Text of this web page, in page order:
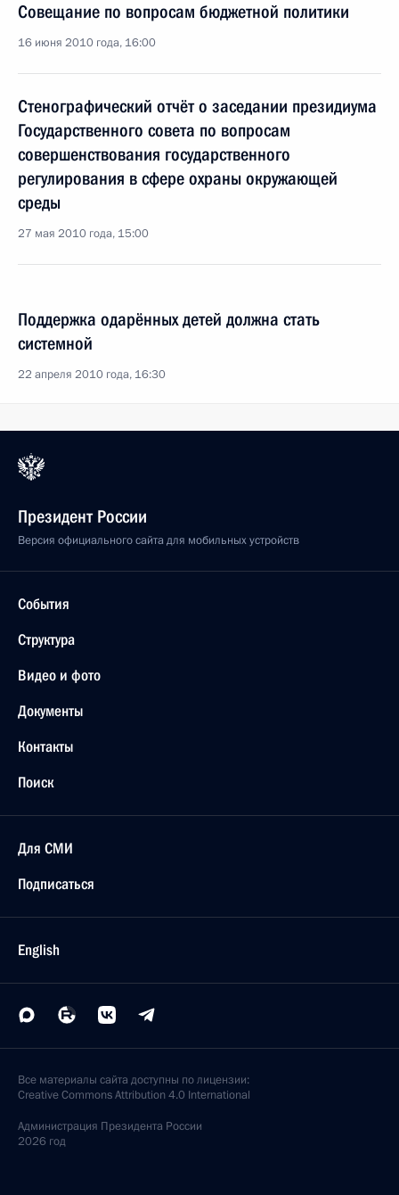
Совещание по вопросам бюджетной политики
16 июня 2010 года, 16:00
Стенографический отчёт о заседании президиума
Государственного совета по вопросам
совершенствования государственного
регулирования в сфере охраны окружающей
среды
27 мая 2010 года, 15:00
Поддержка одарённых детей должна стать
системной
22 апреля 2010 года, 16:30
Президент России
Версия официального сайта для мобильных устройств
События
Структура
Видео и фото
Документы
Контакты
Поиск
Для СМИ
Подписаться
English
Все материалы сайта доступны по лицензии:
Creative Commons Attribution 4.0 International
Администрация Президента России
2026 год